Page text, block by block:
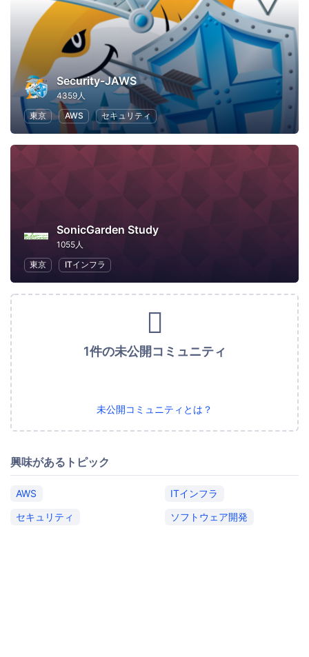
Security-JAWS
4359人
東京
AWS セキュリティ
SonicGarden Study
1055人
東京
ITインフラ
1件の未公開コミュニティ
未公開コミュニティとは？
興味があるトピック
AWS
ITインフラ
セキュリティ
ソフトウェア開発